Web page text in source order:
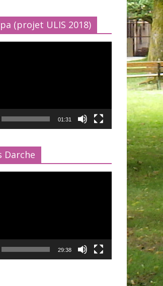
(projet ULIS 2018)
01:31
Darche
29:38